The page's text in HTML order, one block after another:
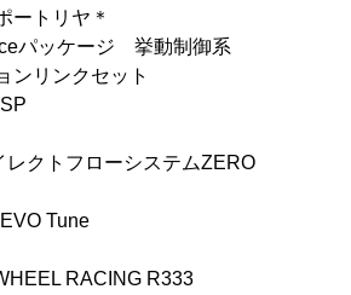
ートリヤ＊
パッケージ 挙動制御系
ンリンクセット
クトフローシステムZERO
Tune
RACING R333